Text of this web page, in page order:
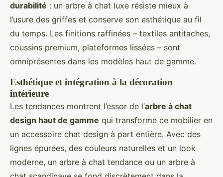
durabilité : un arbre à chat luxe résiste mieux à
l’usure des griffes et conserve son esthétique au fil
du temps. Les finitions raffinées – textiles antitaches,
coussins premium, plateformes lissées – sont
omniprésentes dans les modèles haut de gamme.
Esthétique et intégration à la décoration
intérieure
Les tendances montrent l’essor de l’arbre à chat
design haut de gamme qui transforme ce mobilier en
un accessoire chat design à part entière. Avec des
lignes épurées, des couleurs naturelles et un look
moderne, un arbre à chat tendance ou un arbre à